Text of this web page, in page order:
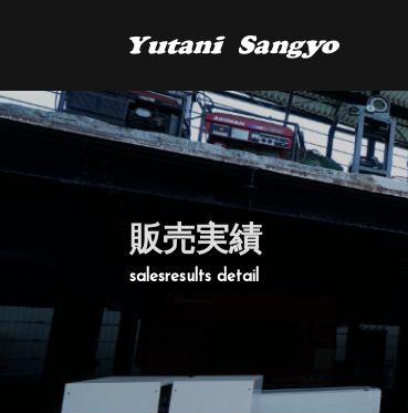
販売実績
salesresults detail